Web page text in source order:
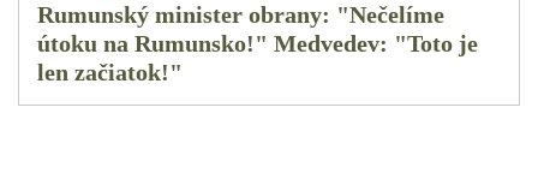
Rumunský minister obrany: "Nečelíme
útoku na Rumunsko!" Medvedev: "Toto je
len začiatok!"